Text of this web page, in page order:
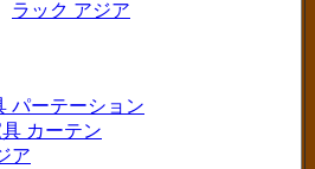
ラック アジア
パーテーション
カーテン
ア